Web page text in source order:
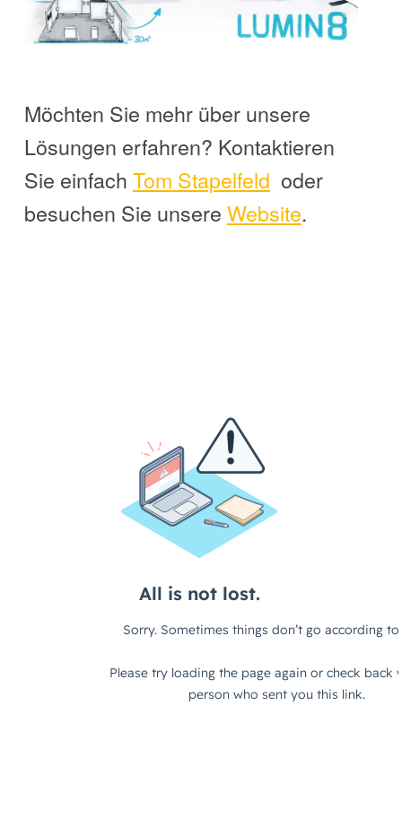
Möchten Sie mehr über unsere
Lösungen erfahren? Kontaktieren
Sie einfach Tom Stapelfeld oder
besuchen Sie unsere Website.